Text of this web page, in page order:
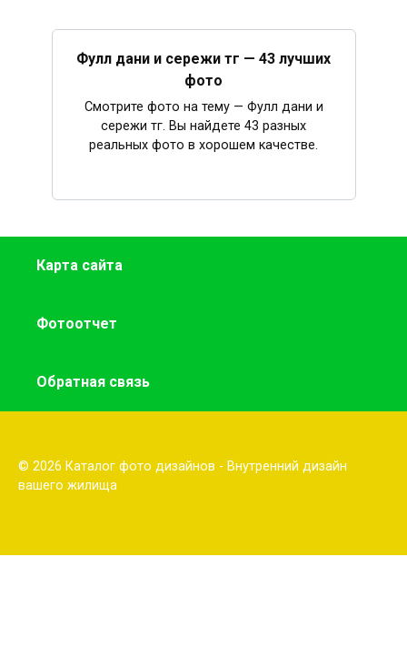
Фулл дани и сережи тг — 43 лучших
фото
Смотрите фото на тему — Фулл дани и
сережи тг. Вы найдете 43 разных
реальных фото в хорошем качестве.
Карта сайта
Фотоотчет
Обратная связь
© 2026 Каталог фото дизайнов - Внутренний дизайн
вашего жилища